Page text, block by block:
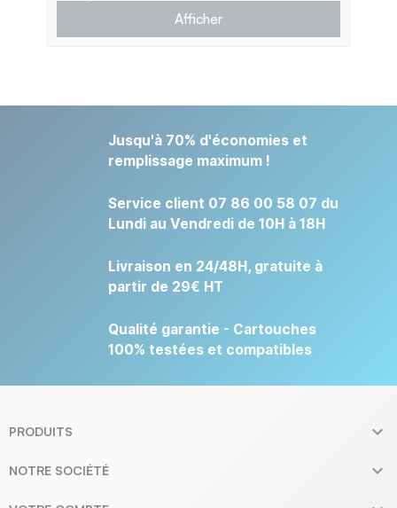
Afficher
Jusqu'à 70% d'économies et
remplissage maximum !
Service client 07 86 00 58 07 du
Lundi au Vendredi de 10H à 18H
Livraison en 24/48H, gratuite à
partir de 29€ HT
Qualité garantie - Cartouches
100% testées et compatibles
PRODUITS 
NOTRE SOCIÉTÉ 